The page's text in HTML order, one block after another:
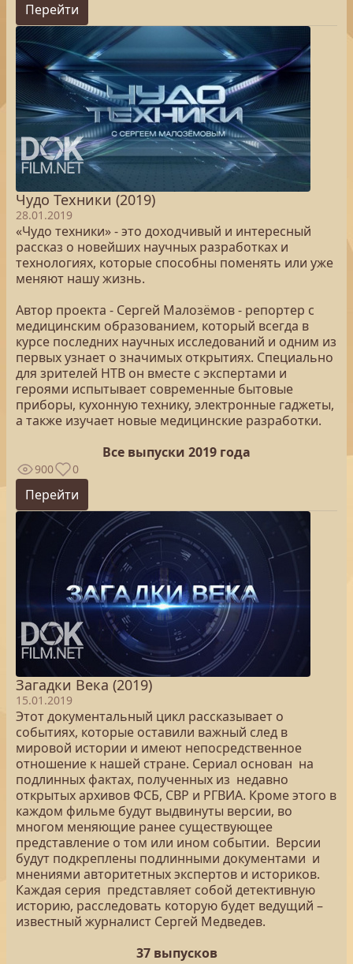
Перейти
Чудо Техники (2019)
28.01.2019
«Чудо техники» - это доходчивый и интересный
рассказ о новейших научных разработках и
технологиях, которые способны поменять или уже
меняют нашу жизнь.
Автор проекта - Сергей Малозёмов - репортер с
медицинским образованием, который всегда в
курсе последних научных исследований и одним из
первых узнает о значимых открытиях. Специально
для зрителей НТВ он вместе с экспертами и
героями испытывает современные бытовые
приборы, кухонную технику, электронные гаджеты,
а также изучает новые медицинские разработки.
Все выпуски 2019 года
900 0
Перейти
Загадки Века (2019)
15.01.2019
Этот документальный цикл рассказывает о
событиях, которые оставили важный след в
мировой истории и имеют непосредственное
отношение к нашей стране. Сериал основан на
подлинных фактах, полученных из недавно
открытых архивов ФСБ, СВР и РГВИА. Кроме этого в
каждом фильме будут выдвинуты версии, во
многом меняющие ранее существующее
представление о том или ином событии. Версии
будут подкреплены подлинными документами и
мнениями авторитетных экспертов и историков.
Каждая серия представляет собой детективную
историю, расследовать которую будет ведущий –
известный журналист Сергей Медведев.
37 выпусков